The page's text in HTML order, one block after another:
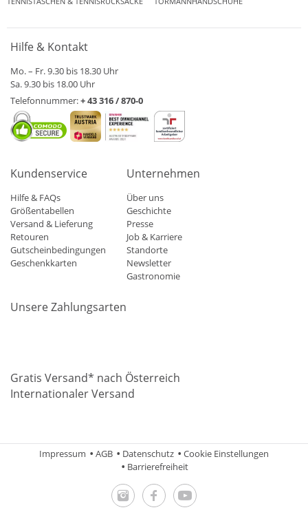
Hilfe & Kontakt
Mo. – Fr. 9.30 bis 18.30 Uhr
Sa. 9.30 bis 18.00 Uhr
Telefonnummer:+ 43 316 / 870-0
Kundenservice
Hilfe & FAQs
Größentabellen
Versand & Lieferung
Retouren
Gutscheinbedingungen
Geschenkkarten
Unternehmen
Über uns
Geschichte
Presse
Job & Karriere
Standorte
Newsletter
Gastronomie
Unsere Zahlungsarten
Gratis Versand* nach Österreich
Internationaler Versand
Impressum AGB Datenschutz
Cookie Einstellungen
Barrierefreiheit